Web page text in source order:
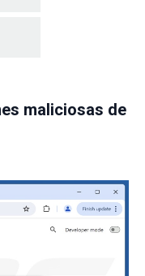
maliciosas de